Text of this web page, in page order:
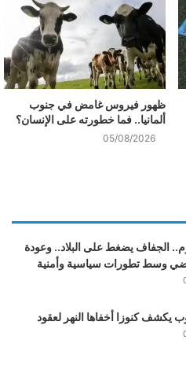
ظهور فيروس غامض في جنوب
ألمانيا.. فما خطورته على الإنسان؟
05/08/2026
الجفاف يضغط على البلاد.. وعودة
وسط تطورات سياسية وأمنية
يكشف كنوزا أخفاها النهر لعقود